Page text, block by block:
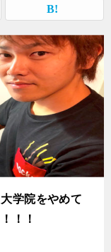
学院をやめて
！！